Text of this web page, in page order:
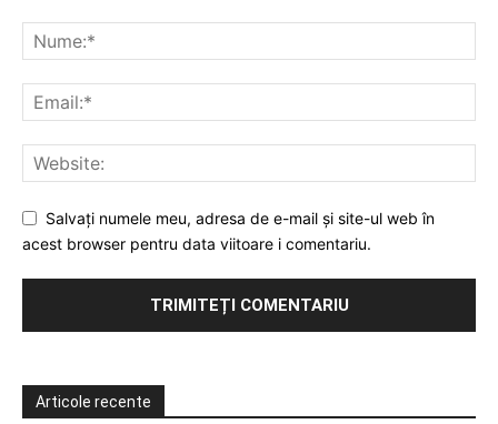
Salvați numele meu, adresa de e-mail și site-ul web în
acest browser pentru data viitoare i comentariu.
Articole recente